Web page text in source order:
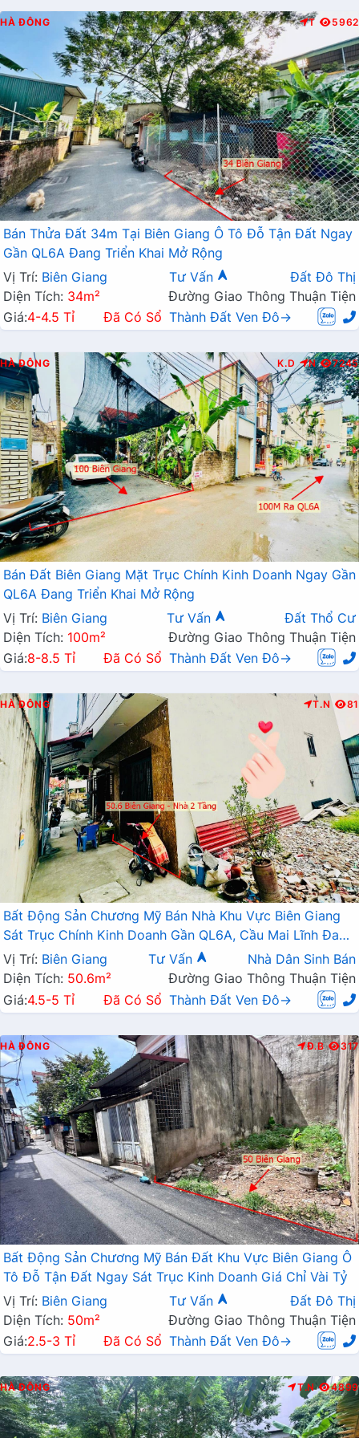
HÀ ĐÔNG T 5962
Bán Thửa Đất 34m Tại Biên Giang Ô Tô Đỗ Tận Đất Ngay
Gần QL6A Đang Triển Khai Mở Rộng
Vị Trí: Biên Giang Tư Vấn
Đất Đô Thị
Diện Tích: 34m²
Đường Giao Thông Thuận Tiện
Giá:4-4.5 Tỉ Đã Có Sổ Thành Đất Ven Đô→
HÀ ĐÔNG K.D N 7245
Bán Đất Biên Giang Mặt Trục Chính Kinh Doanh Ngay Gần
QL6A Đang Triển Khai Mở Rộng
Vị Trí: Biên Giang Tư Vấn
Đất Thổ Cư
Diện Tích: 100m²
Đường Giao Thông Thuận Tiện
Giá:8-8.5 Tỉ Đã Có Sổ Thành Đất Ven Đô→
HÀ ĐÔNG T.N 81
Bất Động Sản Chương Mỹ Bán Nhà Khu Vực Biên Giang
Sát Trục Chính Kinh Doanh Gần QL6A, Cầu Mai Lĩnh Đang
Mở Rộng
Vị Trí: Biên Giang Tư Vấn
Nhà Dân Sinh Bán
Diện Tích: 50.6m²
Đường Giao Thông Thuận Tiện
Giá:4.5-5 Tỉ Đã Có Sổ Thành Đất Ven Đô→
HÀ ĐÔNG Đ.B 317
Bất Động Sản Chương Mỹ Bán Đất Khu Vực Biên Giang Ô
Tô Đỗ Tận Đất Ngay Sát Trục Kinh Doanh Giá Chỉ Vài Tỷ
Vị Trí: Biên Giang Tư Vấn
Đất Đô Thị
Diện Tích: 50m²
Đường Giao Thông Thuận Tiện
Giá:2.5-3 Tỉ Đã Có Sổ Thành Đất Ven Đô→
HÀ ĐÔNG T.N 4899